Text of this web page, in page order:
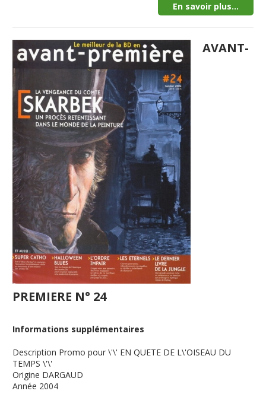
En savoir plus...
AVANT-
PREMIERE N° 24
Informations supplémentaires
Description Promo pour \'\' EN QUETE DE L\'OISEAU DU
TEMPS \'\'
Origine DARGAUD
Année 2004